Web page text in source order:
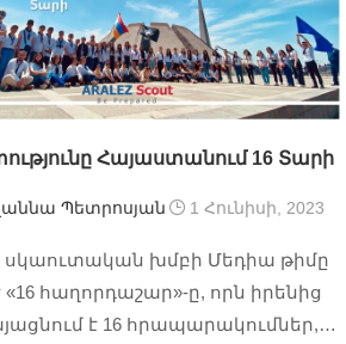
Հայաստանում 16 Տարի
Պետրոսյան 1 Հունիսի, 2023
սկաուտական խմբի Մեդիա թիմը
«16 հաղորդաշար»-ը, որն իրենից
է 16 հրապարակումներ,